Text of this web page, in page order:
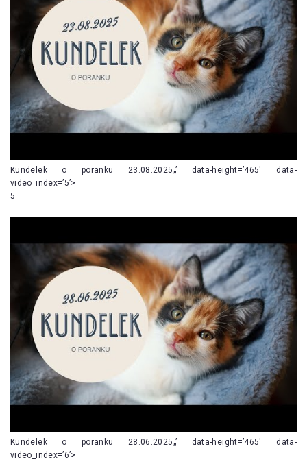
Kundelek o poranku 23.08.2025„’ data-height=’465′ data-
video_index=’5’>
5
Kundelek o poranku 28.06.2025„’ data-height=’465′ data-
video_index=’6’>